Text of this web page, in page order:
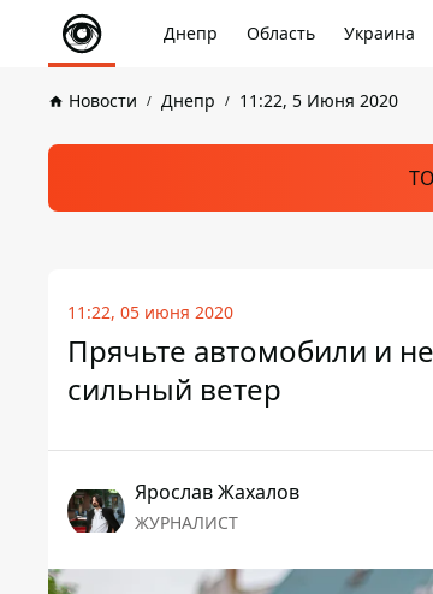
Днепр Область Украина
Новости Днепр 11:22, 5 Июня 2020
11:22, 05 июня 2020
Прячьте автомобили и
сильный ветер
Ярослав Жахалов
ЖУРНАЛИСТ